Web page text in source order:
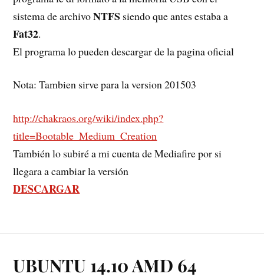
sistema de archivoNTFS siendo que antes estaba a
Fat32.
El programa lo pueden descargar de la pagina oficial
Nota: Tambien sirve para la version 201503
http://chakraos.org/wiki/index.php?
title=Bootable_Medium_Creation
También lo subiré a mi cuenta de Mediafire por si
llegara a cambiar la versión
DESCARGAR
UBUNTU 14.10 AMD 64